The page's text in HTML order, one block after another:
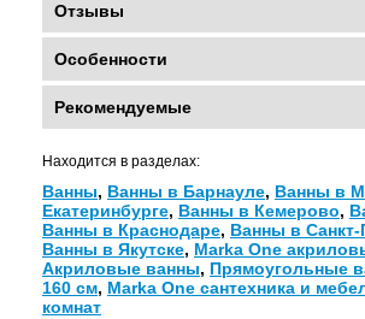
Отзывы
Особенности
Рекомендуемые
Находится в разделах:
Ванны, Ванны в Барнауле, Ванны в
Екатеринбурге, Ванны в Кемерово,
Ванны в Краснодаре, Ванны в Санкт-
Ванны в Якутске, Marka One
Акриловые ванны, Прямоугольные
160 см, Marka One сантехника и
комнат